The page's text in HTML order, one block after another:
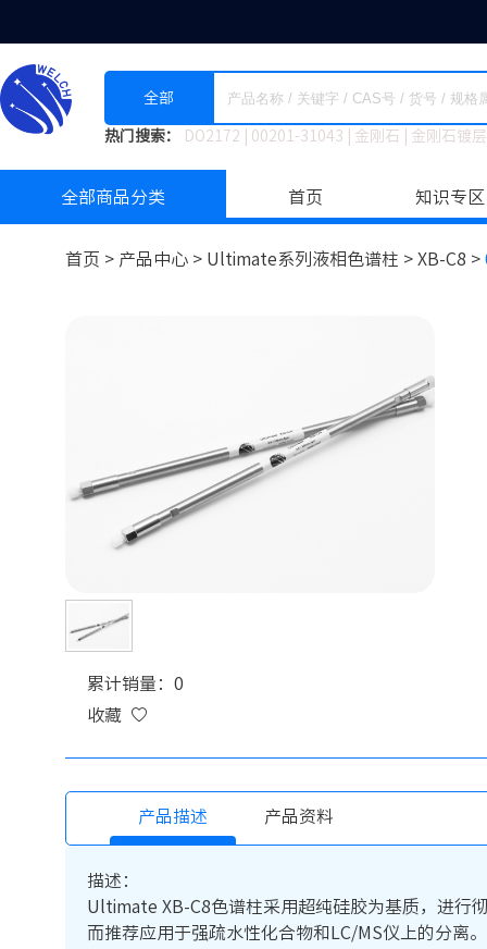
全部
热门搜索： DO2172 00201-31043 金刚石 金刚石镀
全部商品分类 首页 知识专区
首页 > 产品中心 > Ultimate系列液相色谱柱 > XB-C8 >
累计销量：0
收藏
产品描述 产品资料
描述：
Ultimate XB-C8色谱柱采用超纯硅胶为基质，进行
而推荐应用于强疏水性化合物和LC/MS仪上的分离